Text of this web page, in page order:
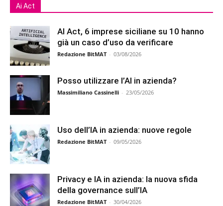
Ai Act
AI Act, 6 imprese siciliane su 10 hanno
già un caso d’uso da verificare
Redazione BitMAT - 03/08/2026
Posso utilizzare l’AI in azienda?
Massimiliano Cassinelli - 23/05/2026
Uso dell’IA in azienda: nuove regole
Redazione BitMAT - 09/05/2026
Privacy e IA in azienda: la nuova sfida
della governance sull’IA
Redazione BitMAT - 30/04/2026